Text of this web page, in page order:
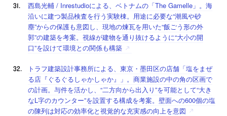
西島光輔 / Inrestudioによる、ベトナムの「The Gamelle」。海
沿いに建つ製品検査を行う実験棟。用途に必要な“潮風や砂
塵”からの保護も意図し、現地の煉瓦を用いた“飯ごう形の外
郭”の建築を考案。視線が建物を通り抜けるように“大小の開
口”を設けて環境との関係も構築
トラフ建築設計事務所による、東京・墨田区の店舗「塩をまぜ
る店『ぐるぐるしゃかしゃか』」。商業施設の中の角の区画で
の計画。与件を活かし、“二方向から出入り”を可能として“大き
なL字のカウンター”を設置する構成を考案。壁面への600個の塩
の陳列は対応の効率化と視覚的な充実感の向上を意図